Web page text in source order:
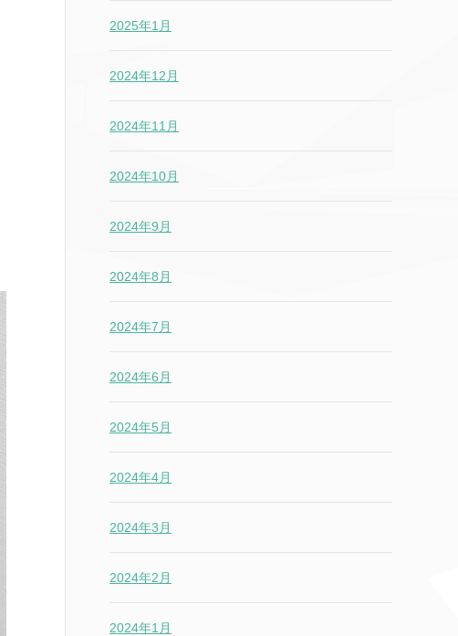
2025年1月
2024年12月
2024年11月
2024年10月
2024年9月
2024年8月
2024年7月
2024年6月
2024年5月
2024年4月
2024年3月
2024年2月
2024年1月